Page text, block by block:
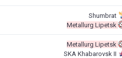
Shumbrat
Metallurg Lipetsk
Metallurg Lipetsk
SKA Khabarovsk II